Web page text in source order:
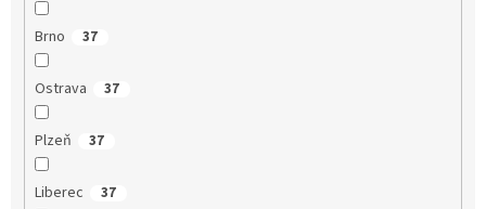
Brno 37
Ostrava 37
Plzeň 37
Liberec 37